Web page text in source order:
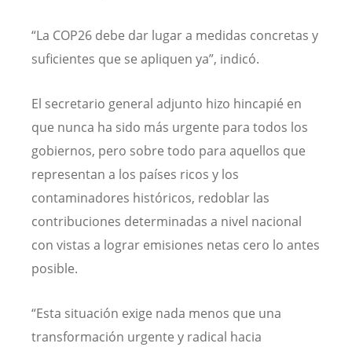
“La COP26 debe dar lugar a medidas concretas y
suficientes que se apliquen ya”, indicó.
El secretario general adjunto hizo hincapié en
que nunca ha sido más urgente para todos los
gobiernos, pero sobre todo para aquellos que
representan a los países ricos y los
contaminadores históricos, redoblar las
contribuciones determinadas a nivel nacional
con vistas a lograr emisiones netas cero lo antes
posible.
“Esta situación exige nada menos que una
transformación urgente y radical hacia